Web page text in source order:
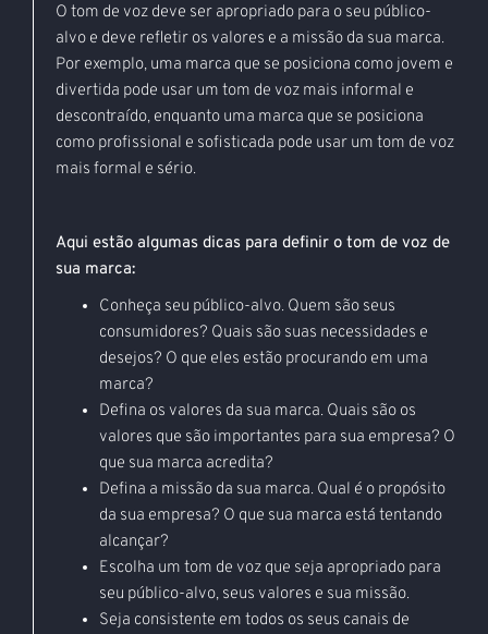
O tom de voz deve ser apropriado para o seu público-
alvo e deve refletir os valores e a missão da sua marca.
Por exemplo, uma marca que se posiciona como jovem e
divertida pode usar um tom de voz mais informal e
descontraído, enquanto uma marca que se posiciona
como profissional e sofisticada pode usar um tom de voz
mais formal e sério.
Aqui estão algumas dicas para definir o tom de voz de
sua marca:
Conheça seu público-alvo. Quem são seus
consumidores? Quais são suas necessidades e
desejos? O que eles estão procurando em uma
marca?
Defina os valores da sua marca. Quais são os
valores que são importantes para sua empresa? O
que sua marca acredita?
Defina a missão da sua marca. Qual é o propósito
da sua empresa? O que sua marca está tentando
alcançar?
Escolha um tom de voz que seja apropriado para
seu público-alvo, seus valores e sua missão.
Seja consistente em todos os seus canais de